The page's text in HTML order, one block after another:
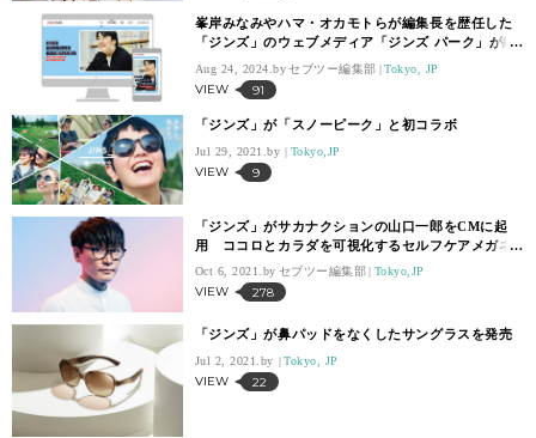
峯岸みなみやハマ・オカモトらが編集長を歴任した
「ジンズ」のウェブメディア「ジンズ パーク」が終
Aug 24, 2024. セブツー編集部 Tokyo, JP
VIEW 91
「ジンズ」が「スノーピーク」と初コラボ
Jul 29, 2021. Tokyo,JP
VIEW 9
「ジンズ」がサカナクションの山口一郎をCMに起
用 ココロとカラダを可視化するセルフケアメガネ
を発売
Oct 6, 2021. セブツー編集部 Tokyo,JP
VIEW 278
「ジンズ」が鼻パッドをなくしたサングラスを発売
Jul 2, 2021. Tokyo, JP
VIEW 22